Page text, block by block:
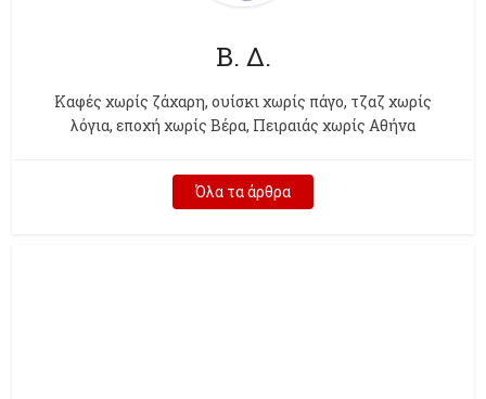
Β. Δ.
Kαφές χωρίς ζάχαρη, ουίσκι χωρίς πάγο, τζαζ χωρίς
λόγια, εποχή χωρίς Βέρα, Πειραιάς χωρίς Αθήνα
Όλα τα άρθρα